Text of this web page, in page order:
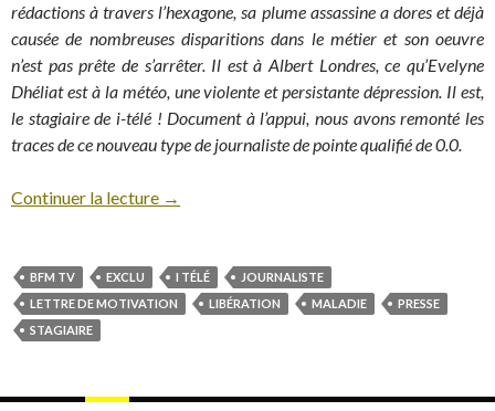
rédactions à travers l’hexagone, sa plume assassine a dores et déjà
causée de nombreuses disparitions dans le métier et son oeuvre
n’est pas prête de s’arrêter. Il est à Albert Londres, ce qu’Evelyne
Dhéliat est à la météo, une violente et persistante dépression. Il est,
le stagiaire de i-télé ! Document à l’appui, nous avons remonté les
traces de ce nouveau type de journaliste de pointe qualifié de 0.0.
Continuer la lecture →
BFM TV EXCLU I TÉLÉ
JOURNALISTE
LETTRE DE MOTIVATION
LIBÉRATION MALADIE
PRESSE
STAGIAIRE